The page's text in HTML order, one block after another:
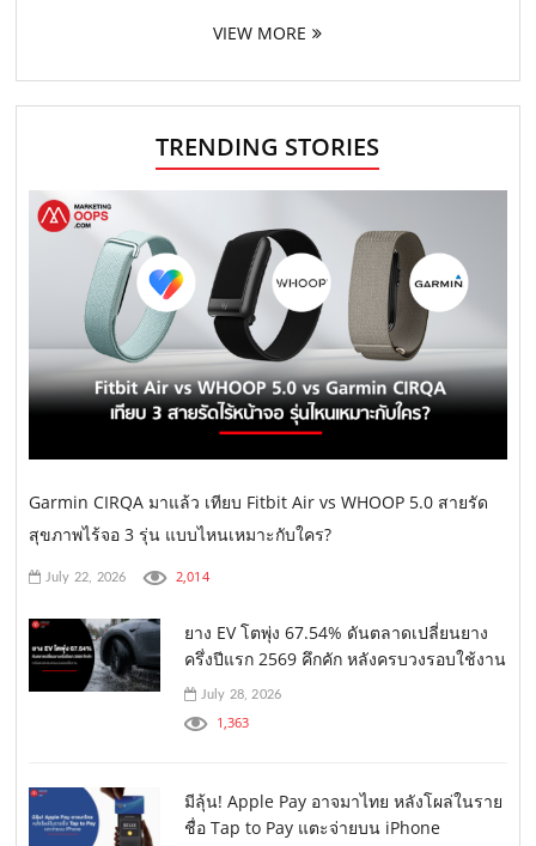
VIEW MORE
TRENDING STORIES
Garmin CIRQA มาแล้ว เทียบ Fitbit Air vs WHOOP 5.0 สายรัด
สุขภาพไร้จอ 3 รุ่น แบบไหนเหมาะกับใคร?
July 22, 2026 2,014
ยาง EV โตพุ่ง 67.54% ดันตลาดเปลี่ยนยาง
ครึ่งปีแรก 2569 คึกคัก หลังครบวงรอบใช้งาน
July 28, 2026
1,363
มีลุ้น! Apple Pay อาจมาไทย หลังโผล่ในราย
ชื่อ Tap to Pay แตะจ่ายบน iPhone